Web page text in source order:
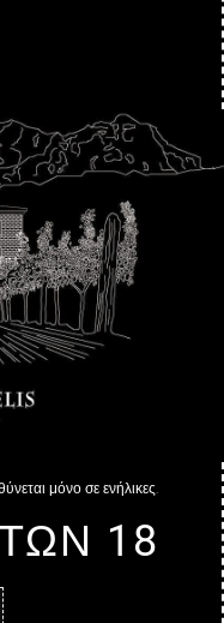
μόνο σε ενήλικες.
18